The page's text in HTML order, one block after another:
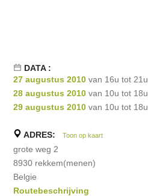
DATA :
27 augustus 2010 van 16u tot 21u
28 augustus 2010 van 10u tot 18u
29 augustus 2010 van 10u tot 18u
ADRES: Toon op kaart
grote weg 2
8930 rekkem(menen)
Belgie
Routebeschrijving